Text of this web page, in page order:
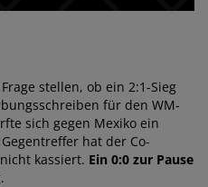
stellen, ob ein 2:1-Sieg
für den WM-
sich gegen Mexiko ein
hat der Co-
kassiert. Ein 0:0 zur Pause